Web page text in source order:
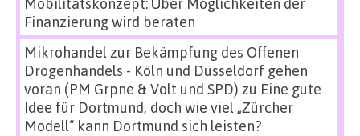
Mobilitätskonzept: Über Möglichkeiten der
Finanzierung wird beraten
Mikrohandel zur Bekämpfung des Offenen
Drogenhandels - Köln und Düsseldorf gehen
voran (PM Grpne & Volt und SPD) zu Eine gute
Idee für Dortmund, doch wie viel „Zürcher
Modell“ kann Dortmund sich leisten?